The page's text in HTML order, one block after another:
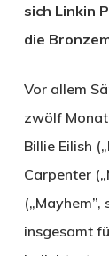
sich Linkin
die
Vor allem
zwölf
Billie Eilish
Carpenter
insgesamt